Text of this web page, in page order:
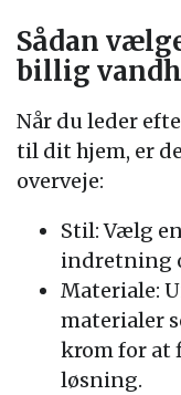
Sådan
billig
Når du leder
til dit hjem, er
overveje:
Stil: Vælg
indretning
Materiale:
materialer
krom for at
løsning.